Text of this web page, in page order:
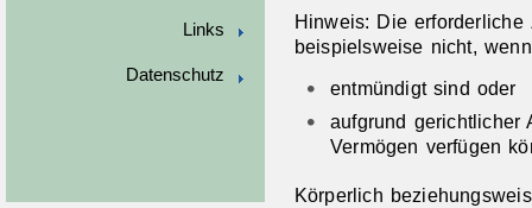
Links
Datenschutz
Hinweis: Die erforderliche
beispielsweise nicht,
entmündigt sind oder
aufgrund gerichtlicher
Vermögen verfügen
Körperlich